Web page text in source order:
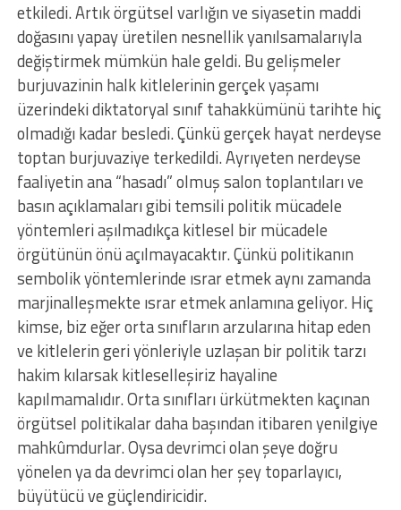
etkiledi. Artık örgütsel varlığın ve siyasetin maddi
doğasını yapay üretilen nesnellik yanılsamalarıyla
değiştirmek mümkün hale geldi. Bu gelişmeler
burjuvazinin halk kitlelerinin gerçek yaşamı
üzerindeki diktatoryal sınıf tahakkümünü tarihte hiç
olmadığı kadar besledi. Çünkü gerçek hayat nerdeyse
toptan burjuvaziye terkedildi. Ayrıyeten nerdeyse
faaliyetin ana “hasadı” olmuş salon toplantıları ve
basın açıklamaları gibi temsili politik mücadele
yöntemleri aşılmadıkça kitlesel bir mücadele
örgütünün önü açılmayacaktır. Çünkü politikanın
sembolik yöntemlerinde ısrar etmek aynı zamanda
marjinalleşmekte ısrar etmek anlamına geliyor. Hiç
kimse, biz eğer orta sınıfların arzularına hitap eden
ve kitlelerin geri yönleriyle uzlaşan bir politik tarzı
hakim kılarsak kitleselleşiriz hayaline
kapılmamalıdır. Orta sınıfları ürkütmekten kaçınan
örgütsel politikalar daha başından itibaren yenilgiye
mahkûmdurlar. Oysa devrimci olan şeye doğru
yönelen ya da devrimci olan her şey toparlayıcı,
büyütücü ve güçlendiricidir.